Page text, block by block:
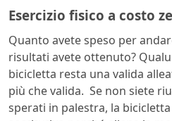
Esercizio fisico a costo
Quanto avete speso per
risultati avete ottenuto?
bicicletta resta una valida
più che valida. Se non siete
sperati in palestra, la